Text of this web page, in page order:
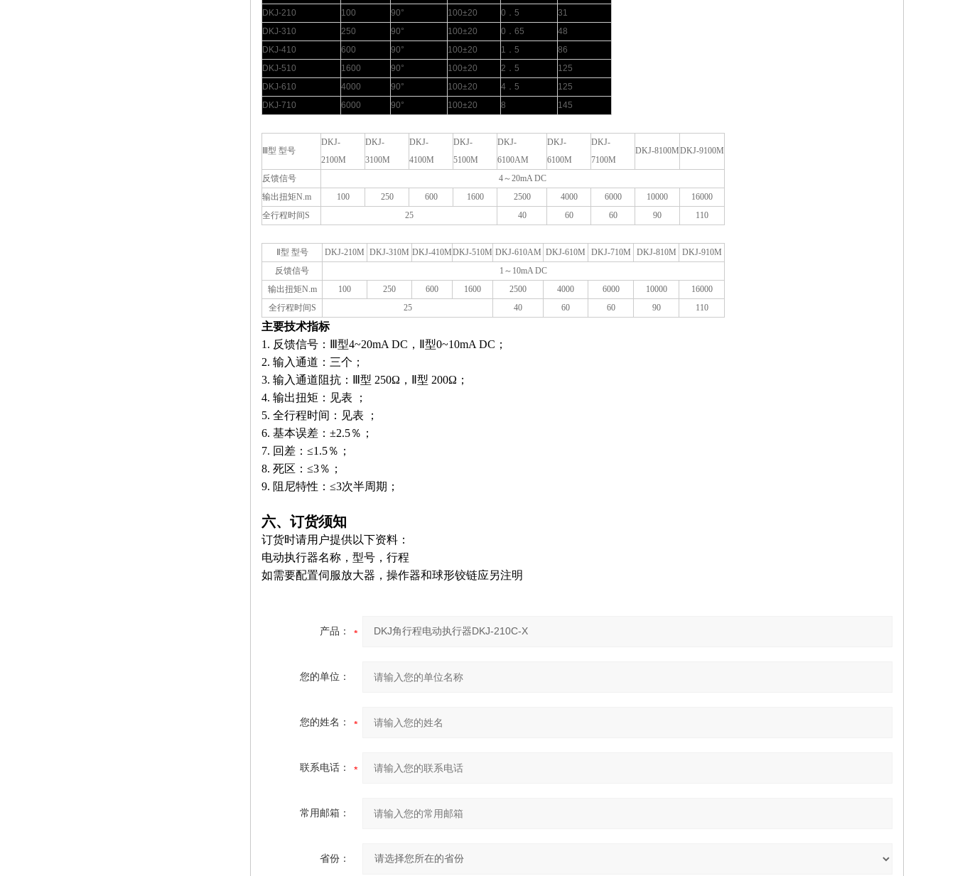
DKJ-210 100 90° 100±20 0 ． 5
31
DKJ-310
250 90° 100±20 0 ． 65
48
DKJ-410
600 90° 100±20 1 ． 5
86
DKJ-510
1600 90° 100±20 2 ． 5
125
DKJ-610
4000 90° 100±20 4 ． 5
125
DKJ-710
6000 90° 100±20 8 145
Ⅲ型 型号
DKJ-
2100M
DKJ-
3100M
DKJ-
4100M
DKJ-
5100M
DKJ-
6100AM
DKJ-
6100M
DKJ-
7100M
DKJ-8100MDKJ-9100M
反馈信号 4～20mA DC
输出扭矩N.m
100 250 600 1600 2500 4000 6000 10000
16000
全行程时间S
25 40 60 60 90 110
Ⅱ型 型号 DKJ-210M DKJ-310M DKJ-410MDKJ-510M DKJ-610AM DKJ-610M DKJ-710M DKJ-810M
DKJ-910M
反馈信号
1 ～10mA DC
输出扭矩N.m
100 250 600 1600 2500 4000 6000 10000
16000
全行程时间S
25 40 60 60 90 110
主要技术指标
1. 反馈信号：Ⅲ型4~20mA DC，Ⅱ型0~10mA DC；
2. 输入通道：三个；
3. 输入通道阻抗：Ⅲ型 250Ω，Ⅱ型 200Ω；
4. 输出扭矩：见表 ；
5. 全行程时间：见表 ；
6. 基本误差：±2.5％；
7. 回差：≤1.5％；
8. 死区：≤3％；
9. 阻尼特性：≤3次半周期；
六、订货须知
订货时请用户提供以下资料：
电动执行器名称，型号，行程
如需要配置伺服放大器，操作器和球形铰链应另注明
产品：
您的单位：
您的姓名：
联系电话：
常用邮箱：
省份：